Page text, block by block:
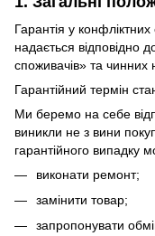
Гарантія у
надається відповідно
споживачів» та чинних
Гарантійний термін
Ми беремо на себе
виникли не з вини
гарантійного випадку
виконати ремонт;
замінити товар;
запропонувати